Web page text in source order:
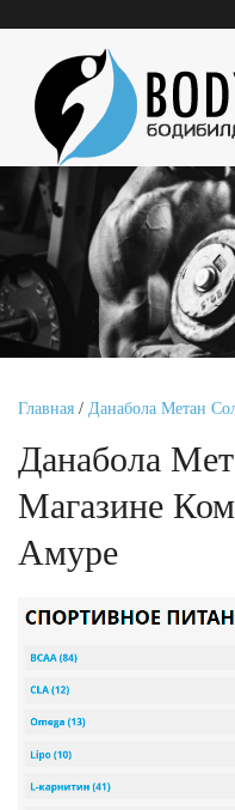
Главная / Данабола Метан
Данабола
Магазине
Амуре